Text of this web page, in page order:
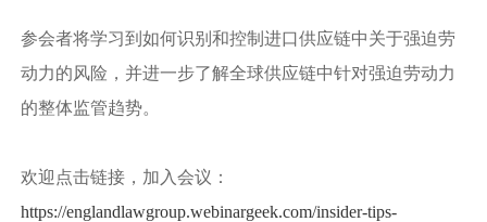
参会者将学习到如何识别和控制进口供应链中关于强迫劳
动力的风险，并进一步了解全球供应链中针对强迫劳动力
的整体监管趋势。
欢迎点击链接，加入会议：
https://englandlawgroup.webinargeek.com/insider-tips-